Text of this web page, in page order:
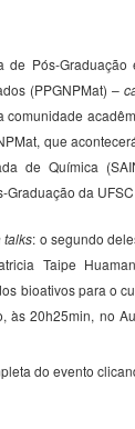
de Pós-Graduação
(PPGNPMat) –
comunidade
que
de Química
Graduação da
talks: o segundo
Taipe
bioativos para o
às 20h25min, no
do evento